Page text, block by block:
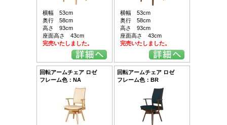
横幅 53cm
奥行 58cm
高さ 93cm
座面高さ 43cm
完売いたしました。
横幅 53cm
奥行 58cm
高さ 93cm
座面高さ 43cm
完売いたしました。
回転アームチェア ロゼ
フレーム色：NA
回転アームチェア ロゼ
フレーム色：BR